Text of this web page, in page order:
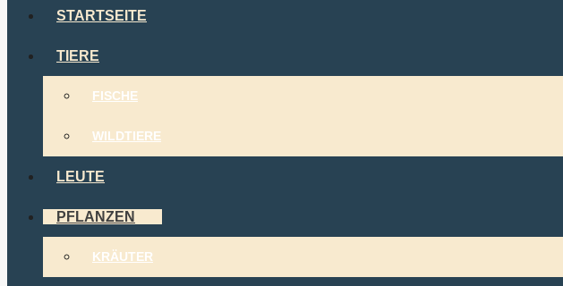
STARTSEITE
TIERE
FISCHE
WILDTIERE
LEUTE
PFLANZEN
KRÄUTER